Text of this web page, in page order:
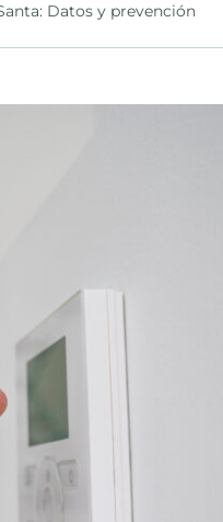
Datos y prevención